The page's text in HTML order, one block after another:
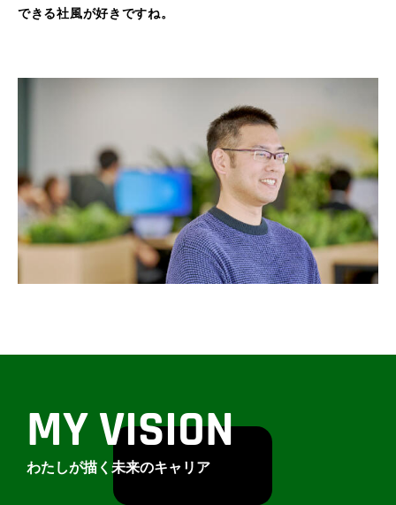
できる社風が好きですね。
MY VISION
わたしが描く未来のキャリア